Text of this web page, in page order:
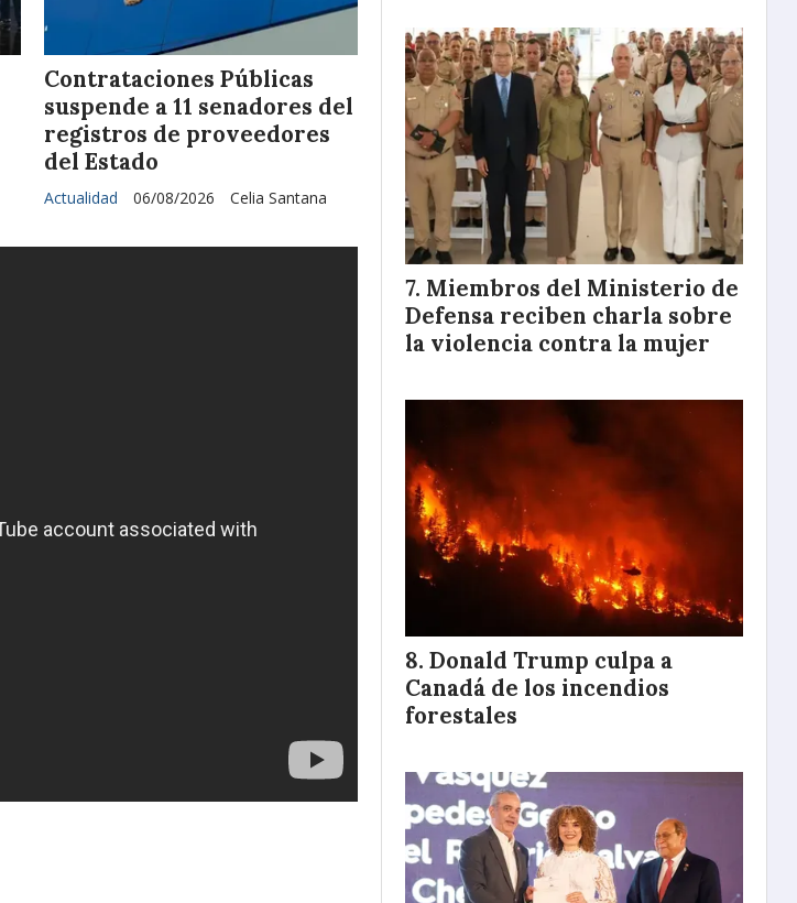
Contrataciones Públicas
suspende a 11 senadores del
registros de proveedores
del Estado
Celia Santana
Actualidad 06/08/2026
Miembros del Ministerio de
Defensa reciben charla sobre
la violencia contra la mujer
Donald Trump culpa a
Canadá de los incendios
forestales